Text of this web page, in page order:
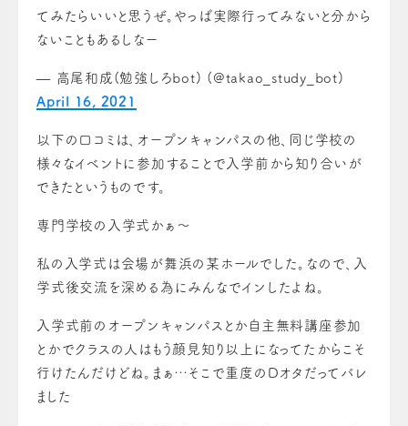
てみたらいいと思うぜ。やっぱ実際行ってみないと分から
ないこともあるしなー
— 高尾和成(勉強しろbot) (@takao_study_bot)
April 16, 2021
以下の口コミは、オープンキャンパスの他、同じ学校の
様々なイベントに参加することで入学前から知り合いが
できたというものです。
専門学校の入学式かぁ〜
私の入学式は会場が舞浜の某ホールでした。なので、入
学式後交流を深める為にみんなでインしたよね。
入学式前のオープンキャンパスとか自主無料講座参加
とかでクラスの人はもう顔見知り以上になってたからこそ
行けたんだけどね。まぁ…そこで重度のDオタだってバレ
ました